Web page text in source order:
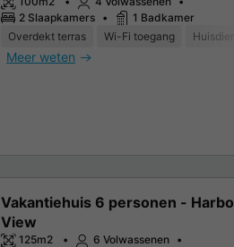
2 Slaapkamers
1 Badkamer
Overdekt terras
Wi-Fi toegang
Meer weten
Vakantiehuis 6 personen -
View
125m2
6 Volwassenen